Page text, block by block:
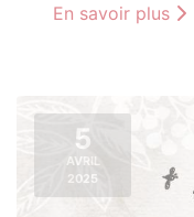
En savoir plus
5
AVRIL
2025